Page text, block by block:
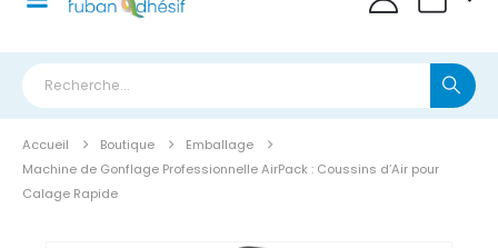
Accueil Boutique
Emballage
Machine de Gonflage Professionnelle AirPack : Coussins d’Air pour
Calage Rapide